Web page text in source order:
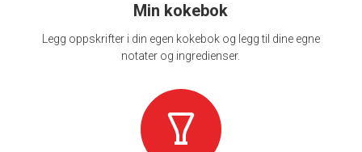
Min kokebok
Legg oppskrifter i din egen kokebok og legg til dine egne
notater og ingredienser.